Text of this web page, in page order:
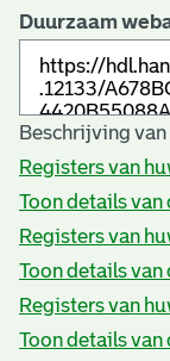
Duurzaam
Beschrijving
Registers van
Toon details
Registers van
Toon details
Registers van
Toon details